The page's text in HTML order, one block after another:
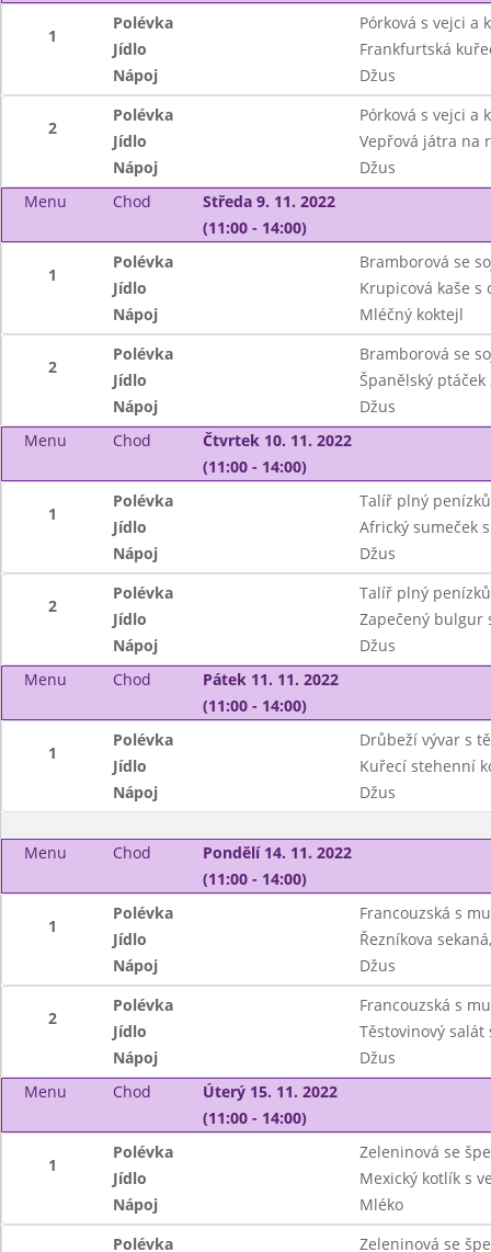
1
Polévka
Pórková s vejci a
Jídlo
Frankfurtská
Nápoj
Džus
2
Polévka
Pórková s vejci a
Jídlo
Vepřová játra na
Nápoj
Džus
Menu
Chod
Středa 9. 11. 2022
(11:00 - 14:00)
1
Polévka
Bramborová se
Jídlo
Krupicová kaše s
Nápoj
Mléčný koktejl
2
Polévka
Bramborová se
Jídlo
Španělský
Nápoj
Džus
Menu
Chod
Čtvrtek 10. 11. 2022
(11:00 - 14:00)
1
Polévka
Talíř plný penízků
Jídlo
Africký sumeček
Nápoj
Džus
2
Polévka
Talíř plný penízků
Jídlo
Zapečený bulgur
Nápoj
Džus
Menu
Chod
Pátek 11. 11. 2022
(11:00 - 14:00)
1
Polévka
Drůbeží vývar s
Jídlo
Kuřecí stehenní
Nápoj
Džus
Menu Chod
Pondělí 14. 11. 2022
(11:00 - 14:00)
1
Polévka
Francouzská s
Jídlo
Řezníkova
Nápoj
Džus
2
Polévka
Francouzská s
Jídlo
Těstovinový
Nápoj
Džus
Menu
Chod
Úterý 15. 11. 2022
(11:00 - 14:00)
1
Polévka
Zeleninová se
Jídlo
Mexický kotlík s
Nápoj
Mléko
Polévka
Zeleninová se